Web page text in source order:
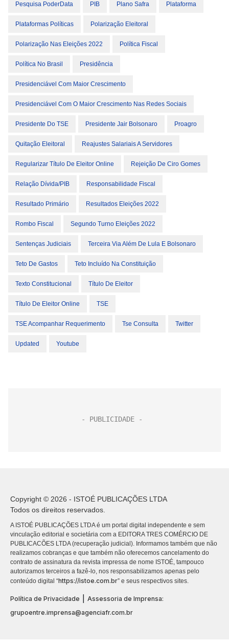
Pesquisa PoderData PIB Plano Safra Plataforma
Plataformas Políticas Polarização Eleitoral
Polarização Nas Eleições 2022 Política Fiscal
Política No Brasil Presidência
Presidenciável Com Maior Crescimento
Presidenciável Com O Maior Crescimento Nas Redes Sociais
Presidente Do TSE Presidente Jair Bolsonaro Proagro
Quitação Eleitoral Reajustes Salariais A Servidores
Regularizar Título De Eleitor Online Rejeição De Ciro Gomes
Relação Dívida/PIB Responsabilidade Fiscal
Resultado Primário Resultados Eleições 2022
Rombo Fiscal Segundo Turno Eleições 2022
Sentenças Judiciais Terceira Via Além De Lula E Bolsonaro
Teto De Gastos Teto Incluído Na Constituição
Texto Constitucional Título De Eleitor
Título De Eleitor Online TSE
TSE Acompanhar Requerimento Tse Consulta Twitter
Updated Youtube
Copyright © 2026 - ISTOÉ PUBLICAÇÕES LTDA
Todos os direitos reservados.
A ISTOÉ PUBLICAÇÕES LTDA é um portal digital independente e sem
vinculação editorial e societária com a EDITORA TRES COMÉRCIO DE
PUBLICACÕES LTDA (recuperação judicial). Informamos também que não
realizamos cobranças e que também não oferecemos cancelamento do
contrato de assinatura da revista impressa de nome ISTOÉ, tampouco
autorizamos terceiros a fazê-lo, nos responsabilizamos apenas pelo
conteúdo digital “https://istoe.com.br” e seus respectivos sites.
Política de Privacidade
Assessoria de Imprensa:
grupoentre.imprensa@agenciafr.com.br